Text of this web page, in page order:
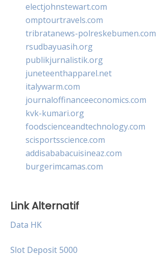
electjohnstewart.com
omptourtravels.com
tribratanews-polreskebumen.com
rsudbayuasih.org
publikjurnalistik.org
juneteenthapparel.net
italywarm.com
journaloffinanceeconomics.com
kvk-kumari.org
foodscienceandtechnology.com
scisportsscience.com
addisababacuisineaz.com
burgerimcamas.com
Link Alternatif
Data HK
Slot Deposit 5000